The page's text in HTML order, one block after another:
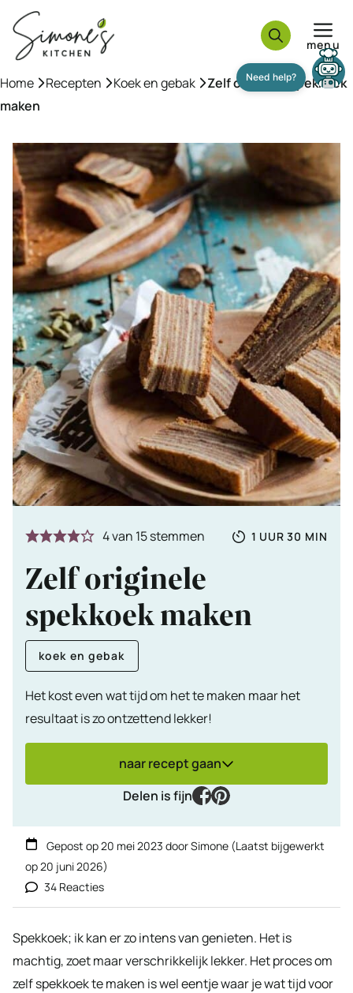
naar
inhoud
menu
Home »Recepten »Koek en gebak »Zelf originele spekkoek
maken
4van 15stemmen
Totale
1 UUR
UUR 30 MIN
Zelf originele
spekkoek maken
koek en gebak
Het kost even wat tijd om het te maken maar het
resultaat is zo ontzettend lekker!
naar recept gaan
Delen is fijn
facebook
pinterest
Gepost op20 mei 2023 doorSimone (Laatst bijgewerkt
op20 juni 2026)
34 Reacties
Spekkoek; ik kan er zo intens van genieten. Het is
machtig, zoet maar verschrikkelijk lekker. Het proces om
zelf spekkoek te maken is wel eentje waar je wat tijd voor
Need help?